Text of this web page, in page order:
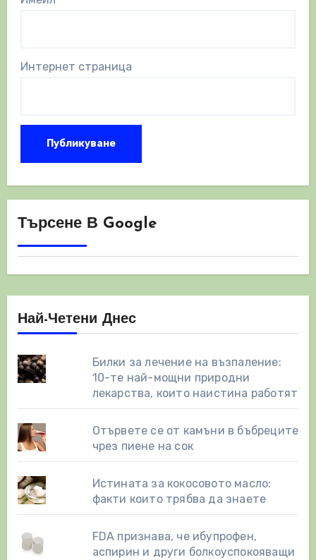
Интернет страница
Търсене В Google
Най-Четени Днес
Билки за лечение на възпаление:
10-те най-мощни природни
лекарства, които наистина работят
Отървете се от камъни в бъбреците
чрез пиене на сок
Истината за кокосовото масло:
факти които трябва да знаете
FDA признава, че ибупрофен,
аспирин и други болкоуспокояващи